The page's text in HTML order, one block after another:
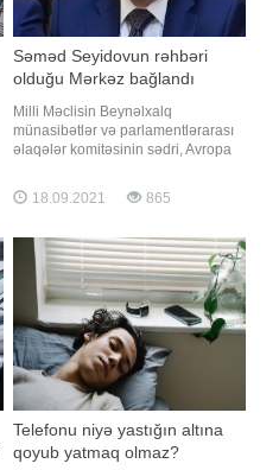
Səməd Seyidovun rəhbəri
olduğu Mərkəz bağlandı
Milli Məclisin Beynəlxalq
münasibətlər və parlamentlərarası
əlaqələr komitəsinin sədri, Avropa
Assambleyasındakı nümayəndə
heyətinin rəhbəri Səməd Seyidovun
Mərkəzi (SPM) fəaliyyətini
dayandırıb. Mərkəzin fəaliyyətini
dayandırmasına səbəb maliyyə
problemini
18.09.2021 865
Telefonu niyə yastığın altına
qoyub yatmaq olmaz?